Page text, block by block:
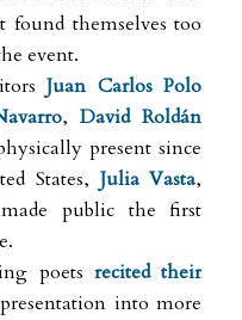
found themselves too
event.
Juan Carlos Polo
,David Roldán
present since
States, Julia Vasta,
public the first
poetsrecited their
into more